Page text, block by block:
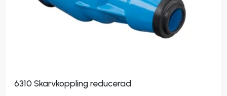
6310 Skarvkoppling reducerad